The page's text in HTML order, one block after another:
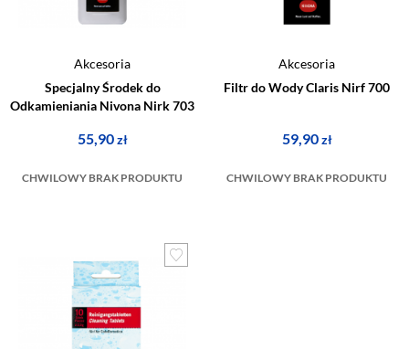
Akcesoria
Specjalny Środek do
Odkamieniania Nivona Nirk 703
55,90zł
CHWILOWY BRAK PRODUKTU
Akcesoria
Filtr do Wody Claris Nirf 700
59,90zł
CHWILOWY BRAK PRODUKTU